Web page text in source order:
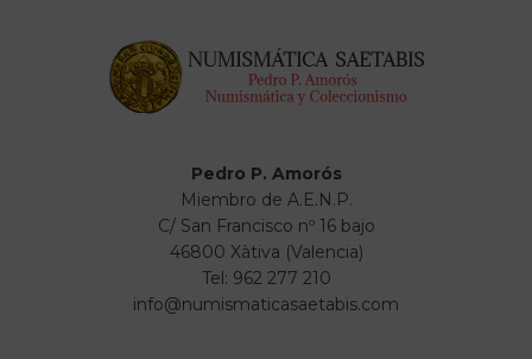
Pedro P. Amorós
Miembro de A.E.N.P.
C/ San Francisco nº 16 bajo
46800 Xàtiva (Valencia)
Tel: 962 277 210
info@numismaticasaetabis.com